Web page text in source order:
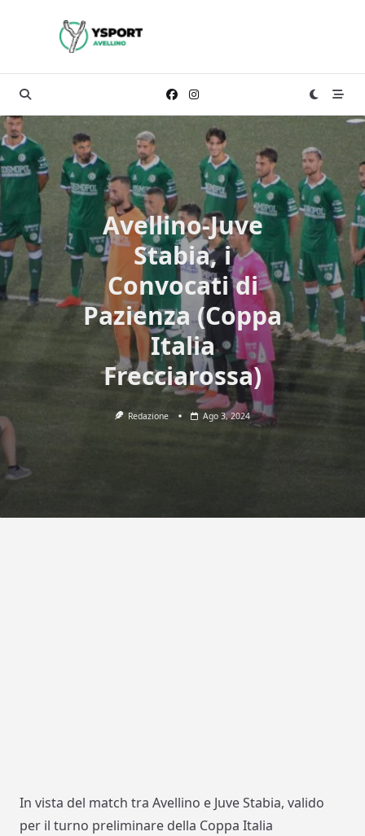
Avellino-Juve
Stabia, i
Convocati di
Pazienza (Coppa
Italia
Frecciarossa)
Redazione Ago 3, 2024
In vista del match tra Avellino e Juve Stabia, valido
per il turno preliminare della Coppa Italia